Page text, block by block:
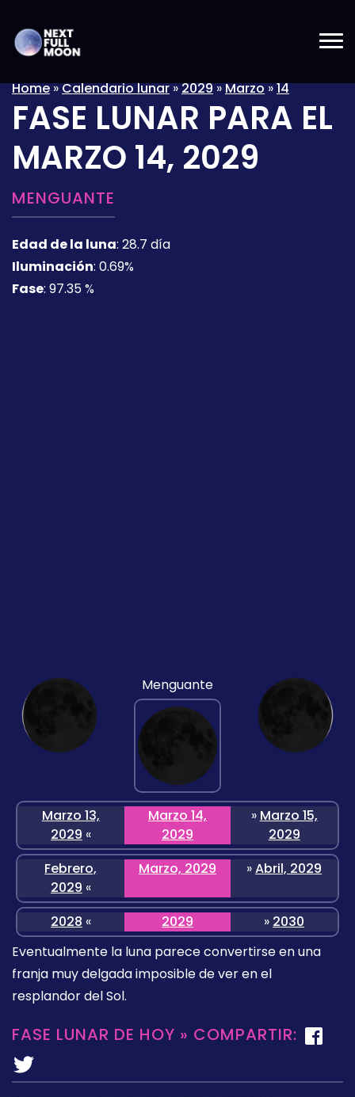
Home»Calendario lunar»2029»Marzo»14
FASE LUNAR PARA EL
MARZO 14, 2029
MENGUANTE
Edad de la luna: 28.7 día
Iluminación: 0.69%
Fase: 97.35 %
Menguante
Marzo 13,
2029 «
Marzo 14,
2029
» Marzo 15,
2029
Febrero,
2029 «
Marzo, 2029 »Abril, 2029
2028 « 2029 » 2030
Eventualmente la luna parece convertirse en una
franja muy delgada imposible de ver en el
resplandor del Sol.
FASE LUNAR DE HOY » COMPARTIR: